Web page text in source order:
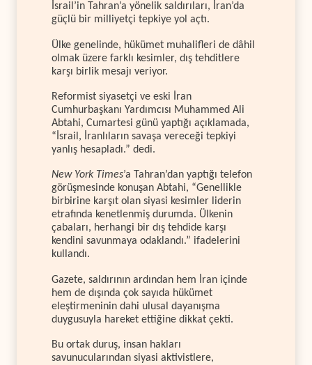
İsrail’in Tahran’a yönelik saldırıları, İran’da
güçlü bir milliyetçi tepkiye yol açtı.
Ülke genelinde, hükümet muhalifleri de dâhil
olmak üzere farklı kesimler, dış tehditlere
karşı birlik mesajı veriyor.
Reformist siyasetçi ve eski İran
Cumhurbaşkanı Yardımcısı Muhammed Ali
Abtahi, Cumartesi günü yaptığı açıklamada,
“İsrail, İranlıların savaşa vereceği tepkiyi
yanlış hesapladı.” dedi.
New York Times’a Tahran’dan yaptığı telefon
görüşmesinde konuşan Abtahi, “Genellikle
birbirine karşıt olan siyasi kesimler liderin
etrafında kenetlenmiş durumda. Ülkenin
çabaları, herhangi bir dış tehdide karşı
kendini savunmaya odaklandı.” ifadelerini
kullandı.
Gazete, saldırının ardından hem İran içinde
hem de dışında çok sayıda hükümet
eleştirmeninin dahi ulusal dayanışma
duygusuyla hareket ettiğine dikkat çekti.
Bu ortak duruş, insan hakları
savunucularından siyasi aktivistlere,